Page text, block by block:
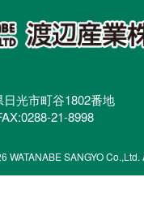
光市町谷1802番地
21-8998
WATANABE SANGYO